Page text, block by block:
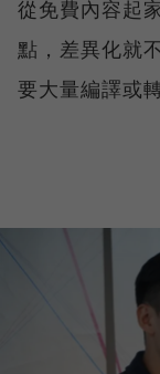
從免費內容起
點，差異化就
要大量編譯或